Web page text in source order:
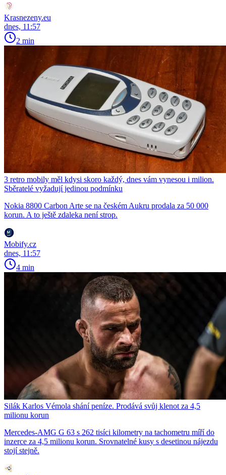
Krasnezeny.eu
dnes, 11:57
2 min
3 retro mobily měl kdysi skoro každý, dnes vám vynesou i milion.
Sběratelé vyžadují jedinou podmínku
Nokia 8800 Carbon Arte se na českém Aukru prodala za 50 000
korun. A to ještě zdaleka není strop.
Mobify.cz
dnes, 11:57
4 min
Silák Karlos Vémola shání peníze. Prodává svůj klenot za 4,5
milionu korun
Mercedes-AMG G 63 s 262 tisíci kilometry na tachometru míří do
inzerce za 4,5 milionu korun. Srovnatelné kusy s desetinou nájezdu
stojí stejně.